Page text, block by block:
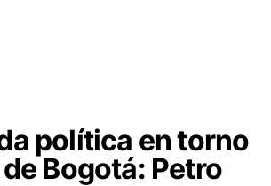
política en torno
Bogotá: Petro